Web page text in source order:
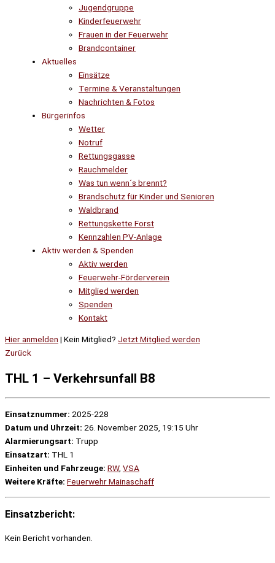
Jugendgruppe
Kinderfeuerwehr
Frauen in der Feuerwehr
Brandcontainer
Aktuelles
Einsätze
Termine & Veranstaltungen
Nachrichten & Fotos
Bürgerinfos
Wetter
Notruf
Rettungsgasse
Rauchmelder
Was tun wenn´s brennt?
Brandschutz für Kinder und Senioren
Waldbrand
Rettungskette Forst
Kennzahlen PV-Anlage
Aktiv werden & Spenden
Aktiv werden
Feuerwehr-Förderverein
Mitglied werden
Spenden
Kontakt
Hier anmelden | Kein Mitglied? Jetzt Mitglied werden
Zurück
THL 1 – Verkehrsunfall B8
Einsatznummer: 2025-228
Datum und Uhrzeit: 26. November 2025, 19:15 Uhr
Alarmierungsart: Trupp
Einsatzart: THL 1
Einheiten und Fahrzeuge: RW, VSA
Weitere Kräfte: Feuerwehr Mainaschaff
Einsatzbericht:
Kein Bericht vorhanden.